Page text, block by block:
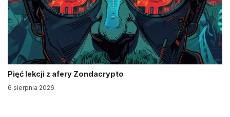
Pięć lekcji z afery Zondacrypto
6 sierpnia 2026